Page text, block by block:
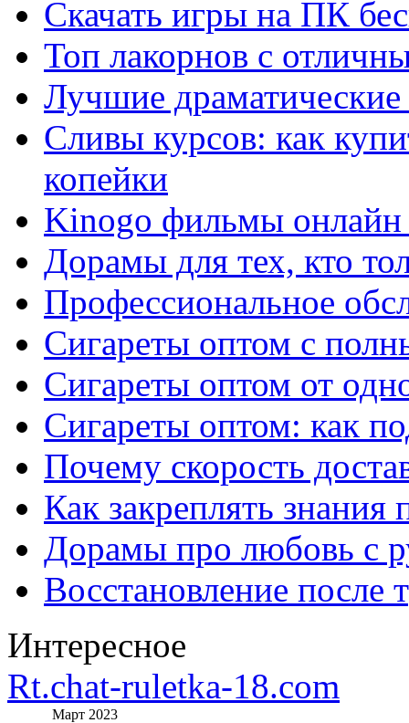
Скачать игры на ПК
Топ лакорнов с
Лучшие
Сливы курсов: как
копейки
Kinogo фильмы онлайн
Дорамы для тех, кто
Профессиональное
Сигареты оптом с
Сигареты оптом от
Сигареты оптом: как
Почему скорость
Как закреплять знания
Дорамы про любовь с
Восстановление после
Интересное
Rt.chat-ruletka-18.com
Март 2023